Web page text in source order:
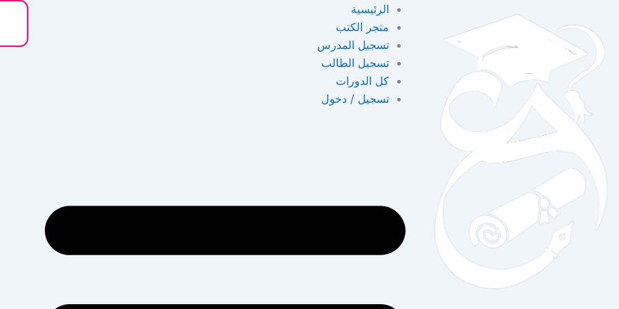
المحتوى
الرئيسية
متجر الكتب
تسجيل المدرس
تسجيل الطالب
كل الدورات
تسجيل / دخول